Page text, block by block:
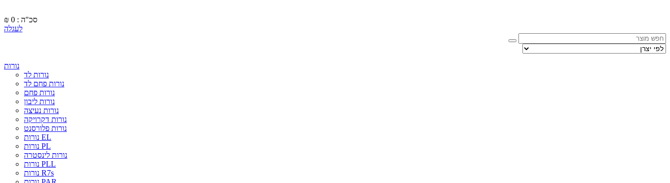
₪
סכ"ה : 0
לעגלה
נורות
נורות לד
נורות פחם לד
נורות פחם
נורות ליבון
נורות נעיצה
נורות דקרויקה
נורות פלורסנט
נורות EL
נורות PL
נורות לינסטרה
נורות PLL
נורות R7s